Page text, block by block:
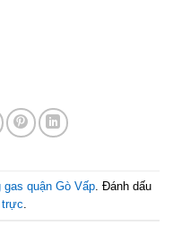
gas quận Gò Vấp. Đánh dấu